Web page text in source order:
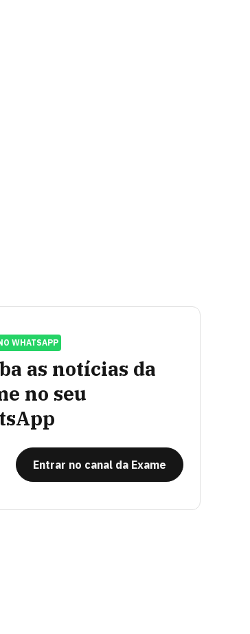
WHATSAPP
as notícias da
no seu
Entrar no canal da Exame